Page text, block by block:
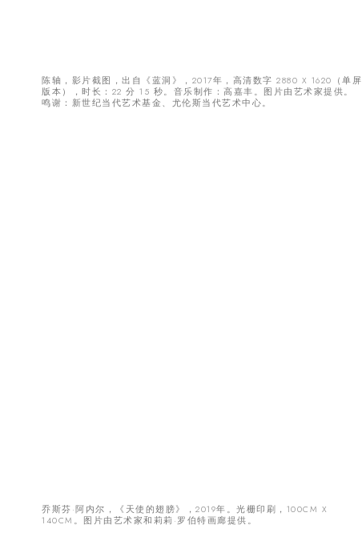
陈轴，影片截图，出自《蓝洞》，2017年，高清数字 2880 X 1620（单屏
版本），时长：22 分 15 秒。音乐制作：高嘉丰。图片由艺术家提供。
鸣谢：新世纪当代艺术基金、尤伦斯当代艺术中心。
乔斯芬·阿内尔，《天使的翅膀》，2019年。光栅印刷，100CM X
140CM。图片由艺术家和莉莉·罗伯特画廊提供。